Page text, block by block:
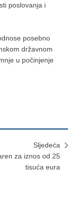
poslovanja i
posebno
državnom
u počinjenje
Sljedeća
za iznos od 25
tisuća eura